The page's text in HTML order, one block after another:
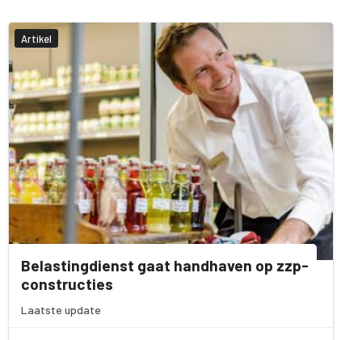
Artikel
Belastingdienst gaat handhaven op zzp-
constructies
Laatste update